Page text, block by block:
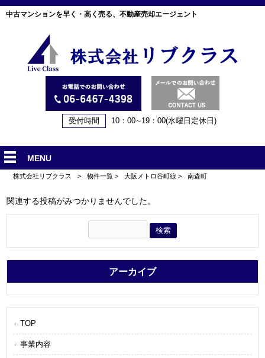
中古マンションを早く・高く売る、不動産売却エージェント
受付時間 10：00∼19：00(水曜日定休日)
MENU
株式会社リブクラス > 物件一覧 > 大阪メトロ谷町線 > 南森町
関連する投稿がみつかりませんでした。
アーカイブ
TOP
事業内容